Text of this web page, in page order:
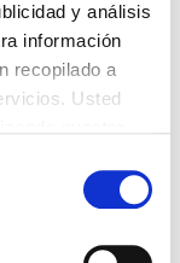
y análisis
información
recopilado a
Usted